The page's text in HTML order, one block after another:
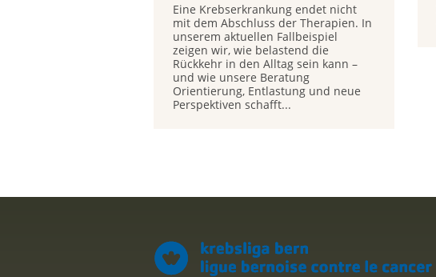
Eine Krebserkrankung endet nicht
mit dem Abschluss der Therapien. In
unserem aktuellen Fallbeispiel
zeigen wir, wie belastend die
Rückkehr in den Alltag sein kann –
und wie unsere Beratung
Orientierung, Entlastung und neue
Perspektiven schafft...